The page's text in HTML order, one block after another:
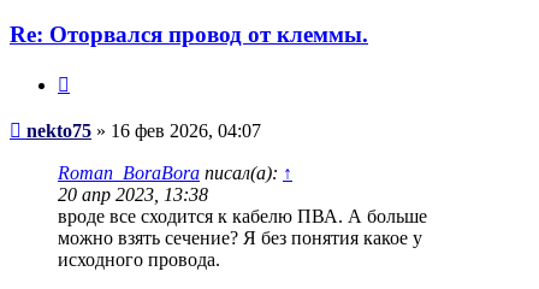
Re: Оторвался провод от клеммы.
Сообщение
nekto75 » 16 фев 2026, 04:07
Roman_BoraBora писал(а): ↑
20 апр 2023, 13:38
вроде все сходится к кабелю ПВА. А больше
можно взять сечение? Я без понятия какое у
исходного провода.